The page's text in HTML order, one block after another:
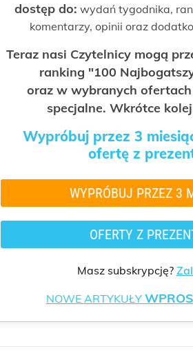
dostęp do: wydań tygodnika,
komentarzy, opinii oraz
Teraz nasi Czytelnicy mogą
ranking "100
oraz w wybranych
specjalne. Wkrótce
Wypróbuj przez 3
ofertę z
WYPRÓBUJ PRZEZ 3
OFERTY Z
Masz subskrypcję?
NOWE ARTYKUŁY